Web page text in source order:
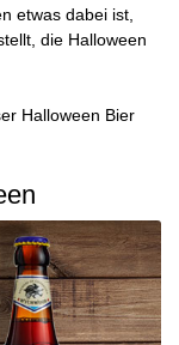
etwas dabei ist,
die Halloween
Halloween Bier